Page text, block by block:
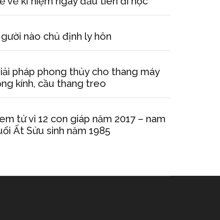
nào chủ định ly hôn
pháp phong thủy cho thang máy
kính, cầu thang treo
tử vi 12 con giáp năm 2017 – nam
Ất Sửu sinh năm 1985